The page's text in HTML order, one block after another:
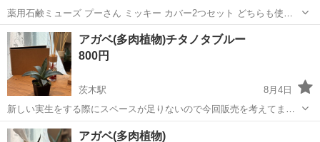
薬用石鹸ミューズ プーさん ミッキー カバー2つセット どちらも使用
頻度少ないですが、初期傷と初期塗り失敗？有 ミッキーの写真部に初
期傷（引っ掻いたような）有 ミッキーは素材的に小傷がつきやすい印
象 ...
大阪 茨木市 沢良宜駅 洗濯用品 石鹸
アガベ(多肉植物)チタノタブルー
800円
茨木駅
8月4日
新しい実生をする際にスペースが足りないので今回販売を考えてま
す。 一部キズなどがある個体もございますがご了承下さい キズなどは
写真にてご確認下さい。 プレステラ90ごとの販売です。 他にも違う種
大阪 茨木市 茨木駅 その他
アガベ(多肉植物)